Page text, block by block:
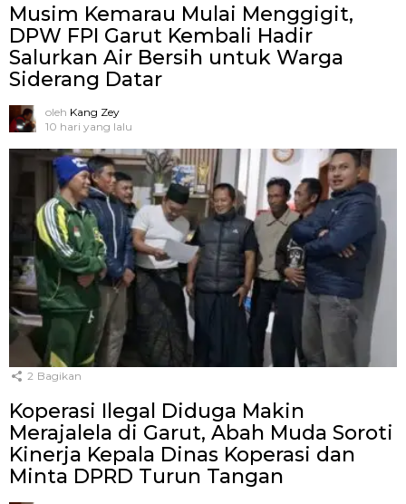
Musim Kemarau Mulai Menggigit,
DPW FPI Garut Kembali Hadir
Salurkan Air Bersih untuk Warga
Siderang Datar
oleh Kang Zey
10 hari yang lalu
2 Bagikan
Koperasi Ilegal Diduga Makin
Merajalela di Garut, Abah Muda Soroti
Kinerja Kepala Dinas Koperasi dan
Minta DPRD Turun Tangan